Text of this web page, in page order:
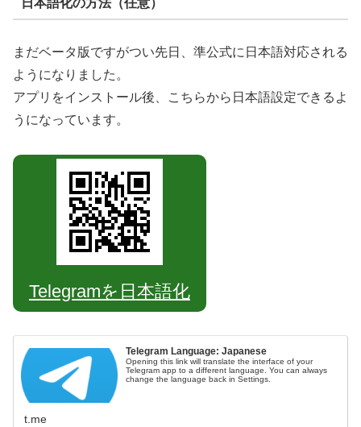
まだベータ版ですがつい先日、準公式に日本語対応される
ようになりました。
アプリをインストール後、こちらから日本語設定できるよ
うになっています。
Telegramを日本語化
Telegram Language: Japanese
Opening this link will translate the interface of your
Telegram app to a different language. You can always
change the language back in Settings.
t.me